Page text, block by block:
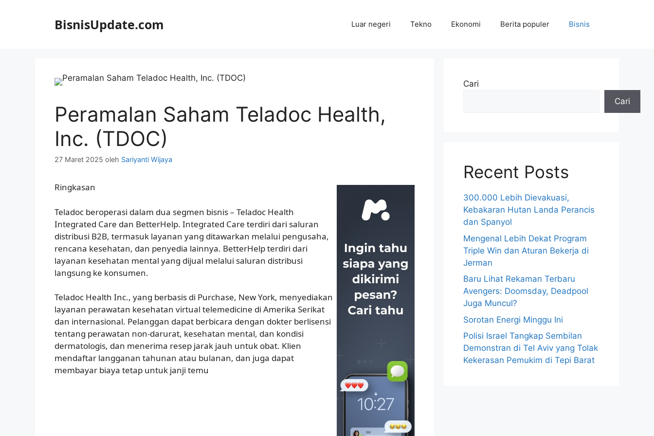
BisnisUpdate.com Luar negeri Tekno Ekonomi Berita populer Bisnis
Peramalan Saham Teladoc Health,
Inc. (TDOC)
27 Maret 2025 oleh Sariyanti Wijaya
Ringkasan
Teladoc beroperasi dalam dua segmen bisnis – Teladoc Health
Integrated Care dan BetterHelp. Integrated Care terdiri dari saluran
distribusi B2B, termasuk layanan yang ditawarkan melalui pengusaha,
rencana kesehatan, dan penyedia lainnya. BetterHelp terdiri dari
layanan kesehatan mental yang dijual melalui saluran distribusi
langsung ke konsumen.
Teladoc Health Inc., yang berbasis di Purchase, New York, menyediakan
layanan perawatan kesehatan virtual telemedicine di Amerika Serikat
dan internasional. Pelanggan dapat berbicara dengan dokter berlisensi
tentang perawatan non-darurat, kesehatan mental, dan kondisi
dermatologis, dan menerima resep jarak jauh untuk obat. Klien
mendaftar langganan tahunan atau bulanan, dan juga dapat
membayar biaya tetap untuk janji temu
Cari
Cari
Recent Posts
300.000 Lebih Dievakuasi,
Kebakaran Hutan Landa Perancis
dan Spanyol
Mengenal Lebih Dekat Program
Triple Win dan Aturan Bekerja di
Jerman
Baru Lihat Rekaman Terbaru
Avengers: Doomsday, Deadpool
Juga Muncul?
Sorotan Energi Minggu Ini
Polisi Israel Tangkap Sembilan
Demonstran di Tel Aviv yang Tolak
Kekerasan Pemukim di Tepi Barat